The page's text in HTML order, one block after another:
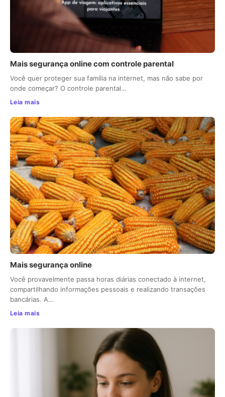
Mais segurança online com controle parental
Você quer proteger sua família na internet, mas não sabe por
onde começar? O controle parental…
Leia mais
Mais segurança online
Você provavelmente passa horas diárias conectado à internet,
compartilhando informações pessoais e realizando transações
bancárias. A…
Leia mais